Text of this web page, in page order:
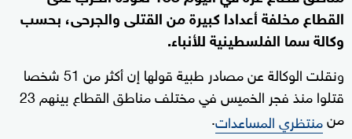
القطاع مخلفة أعدادا كبيرة من القتلى والجرحى، بحسب
وكالة سما الفلسطينية للأنباء.
ونقلت الوكالة عن مصادر طبية قولها إن أكثر من 51 شخصا
قتلوا منذ فجر الخميس في مختلف مناطق القطاع بينهم 23
منمنتظري المساعدات.